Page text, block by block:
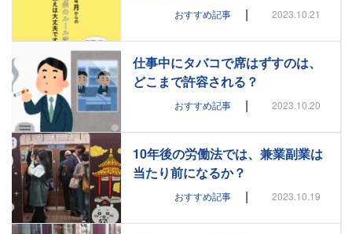
おすすめ記事 | 2023.10.21
仕事中にタバコで席はずすのは、
どこまで許容される？
おすすめ記事 | 2023.10.20
10年後の労働法では、兼業副業は
当たり前になるか？
おすすめ記事 | 2023.10.19